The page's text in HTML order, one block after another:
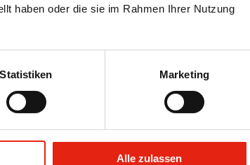
haben oder die sie im Rahmen Ihrer Nutzung
Statistiken Marketing
Alle zulassen